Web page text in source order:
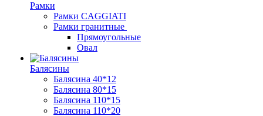
Рамки
Рамки CAGGIATI
Рамки гранитные
Прямоугольные
Овал
Балясины
Балясина 40*12
Балясина 80*15
Балясина 110*15
Балясина 110*20